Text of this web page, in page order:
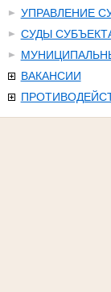
УПРАВЛЕНИЕ
СУДЫ
ВАКАНСИИ